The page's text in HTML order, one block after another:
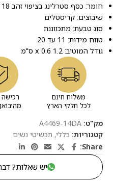
חומר: כסף סטרלינג בציפוי זהב 18 קראט
שיבוצים: קריסטלים
סוג טבעת: מתכווננת
טווח מידות: 11 עד 20
גודל המוטיב: 1.2 x 0.6 ס"מ
משלוח חינם
לכל חלקי הארץ
רכישה
מק"ט: A4469-14DA
קטגוריות: כללי, תכשיטי נשים
Share:
יש שאלות?